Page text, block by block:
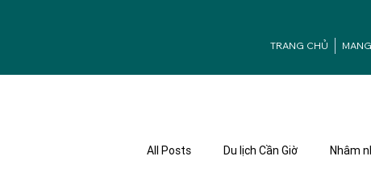
TRANG CHỦ
All Posts Du lịch Cần Giờ Nhâm